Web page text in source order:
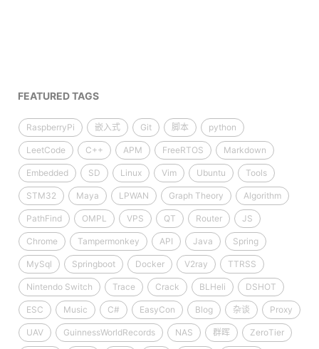
FEATURED TAGS
RaspberryPi 嵌入式 Git 脚本 python
LeetCode C++ APM FreeRTOS Markdown
Embedded SD Linux Vim Ubuntu Tools
STM32 Maya LPWAN Graph Theory Algorithm
PathFind OMPL VPS QT Router JS
Chrome Tampermonkey API Java Spring
MySql Springboot Docker V2ray TTRSS
Nintendo Switch Trace Crack BLHeli DSHOT
ESC Music C# EasyCon Blog 杂谈 Proxy
UAV GuinnessWorldRecords NAS 群晖 ZeroTier